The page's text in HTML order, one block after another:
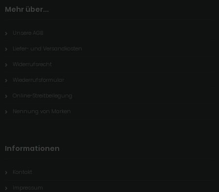
Mehr über...
Unsere AGB
Liefer- und Versandkosten
Widerrufsrecht
Wiederrufsformular
Online-Streitbeilegung
Nennung von Marken
Informationen
Kontakt
Impressum